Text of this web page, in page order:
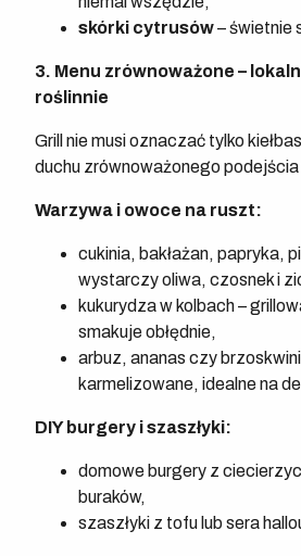
skórki cytrusów– świetnie
3. Menu zrównoważone –
roślinnie
Grill nie musi oznaczać tylko
duchu zrównoważonego
Warzywa i owoce na ruszt:
cukinia, bakłażan, papryka,
wystarczy oliwa, czosnek i
kukurydza w kolbach –
smakuje obłędnie,
arbuz, ananas czy
karmelizowane, idealne na
DIY burgery i szaszłyki:
domowe burgery z
buraków,
szaszłyki z tofu lub sera